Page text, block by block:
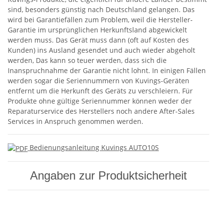
sind, besonders günstig nach Deutschland gelangen. Das
wird bei Garantiefällen zum Problem, weil die Hersteller-
Garantie im ursprünglichen Herkunftsland abgewickelt
werden muss. Das Gerät muss dann (oft auf Kosten des
Kunden) ins Ausland gesendet und auch wieder abgeholt
werden, Das kann so teuer werden, dass sich die
Inanspruchnahme der Garantie nicht lohnt. In einigen Fällen
werden sogar die Seriennummern von Kuvings-Geräten
entfernt um die Herkunft des Geräts zu verschleiern. Für
Produkte ohne gültige Seriennummer können weder der
Reparaturservice des Herstellers noch andere After-Sales
Services in Anspruch genommen werden.
Bedienungsanleitung Kuvings AUTO10S
Angaben zur Produktsicherheit